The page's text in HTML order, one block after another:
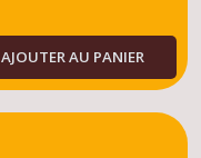
AJOUTER AU PANIER